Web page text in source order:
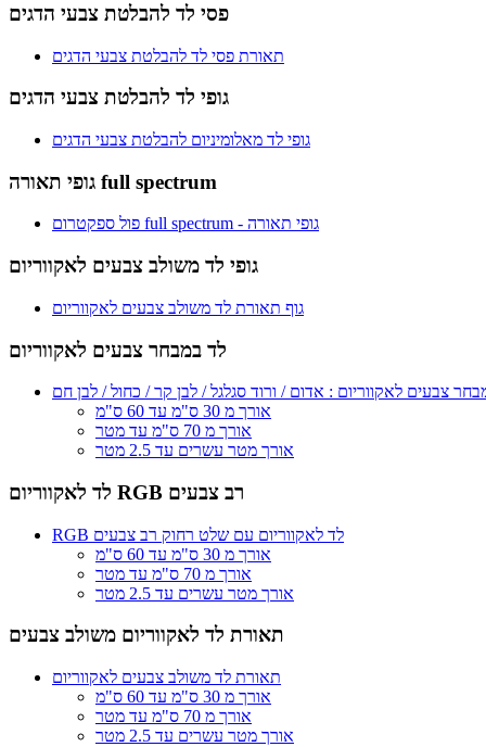
פסי לד להבלטת צבעי הדגים
תאורת פסי לד להבלטת צבעי הדגים
גופי לד להבלטת צבעי הדגים
גופי לד מאלומיניום להבלטת צבעי הדגים
גופי תאורה full spectrum
פול ספקטרום full spectrum - גופי תאורה
גופי לד משולב צבעים לאקווריום
גוף תאורת לד משולב צבעים לאקווריום
לד במבחר צבעים לאקווריום
צבעים לאקווריום : אדום / ורוד סגלגל / לבן קר / כחול / לבן חם
אורך מ 30 ס"מ עד 60 ס"מ
אורך מ 70 ס"מ עד מטר
אורך מטר עשרים עד 2.5 מטר
לד לאקווריום RGB רב צבעים
RGB לד לאקווריום עם שלט רחוק רב צבעים
אורך מ 30 ס"מ עד 60 ס"מ
אורך מ 70 ס"מ עד מטר
אורך מטר עשרים עד 2.5 מטר
תאורת לד לאקווריום משולב צבעים
תאורת לד משולב צבעים לאקווריום
אורך מ 30 ס"מ עד 60 ס"מ
אורך מ 70 ס"מ עד מטר
אורך מטר עשרים עד 2.5 מטר